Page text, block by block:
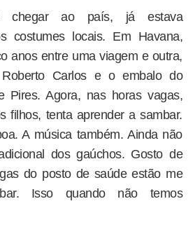
chegar ao país, já estava
costumes locais. Em Havana,
anos entre uma viagem e outra,
Carlos e o embalo do
Pires. Agora, nas horas vagas,
filhos, tenta aprender a sambar.
A música também. Ainda não
dos gaúchos. Gosto de
do posto de saúde estão me
Isso quando não temos